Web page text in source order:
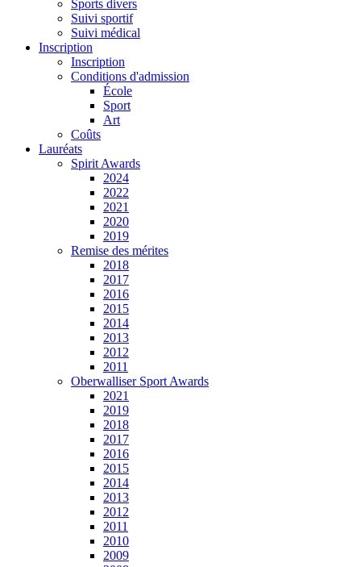
Sports divers
Suivi sportif
Suivi médical
Inscription
Inscription
Conditions d'admission
École
Sport
Art
Coûts
Lauréats
Spirit Awards
2024
2022
2021
2020
2019
Remise des mérites
2018
2017
2016
2015
2014
2013
2012
2011
Oberwalliser Sport Awards
2021
2019
2018
2017
2016
2015
2014
2013
2012
2011
2010
2009